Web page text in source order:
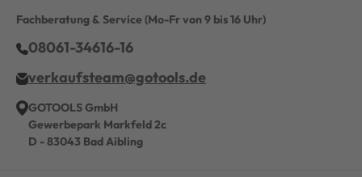
Fachberatung & Service (Mo-Fr von 9 bis 16 Uhr)
08061-34616-16
verkaufsteam@gotools.de
GOTOOLS GmbH
Gewerbepark Markfeld 2c
D - 83043 Bad Aibling